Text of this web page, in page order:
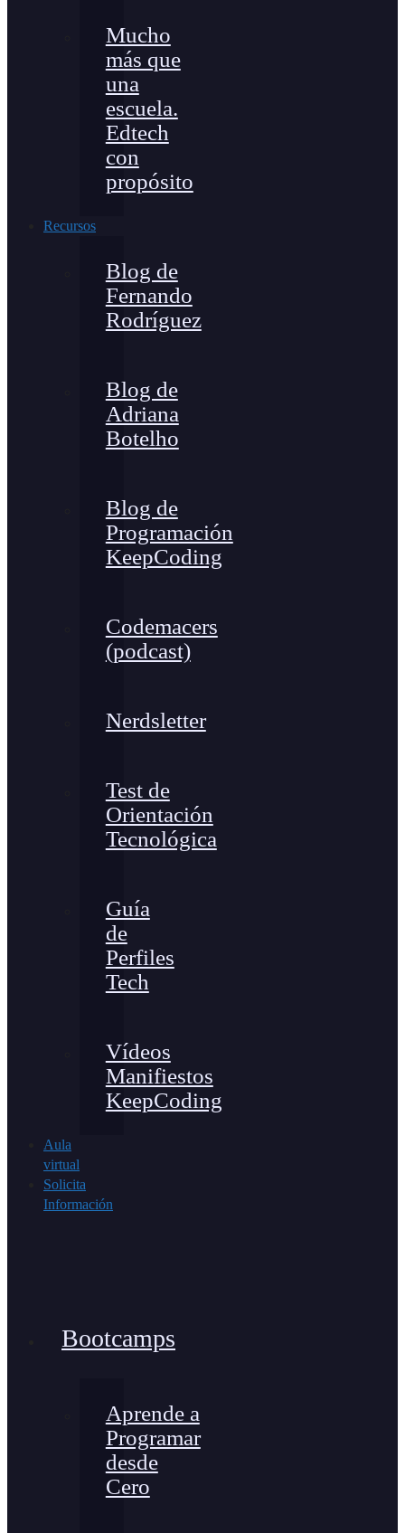
Mucho
más que
una
escuela.
Edtech
con
propósito
Recursos
Blog de
Fernando
Rodríguez
Blog de
Adriana
Botelho
Blog de
Programación
KeepCoding
Codemacers
(podcast)
Nerdsletter
Test de
Orientación
Tecnológica
Guía
de
Perfiles
Tech
Vídeos
Manifiestos
KeepCoding
Aula
virtual
Solicita
Información
Bootcamps
Aprende a
Programar
desde
Cero